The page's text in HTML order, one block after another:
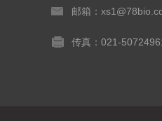
邮箱：
传真：021-